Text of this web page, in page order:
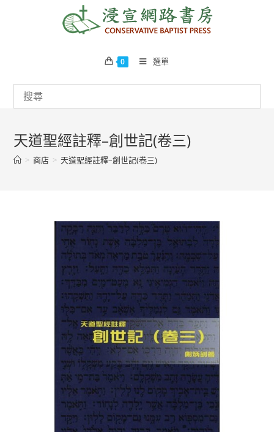
0 選單
天道聖經註釋–創世記(卷三)
> 商店 > 天道聖經註釋–創世記(卷三)